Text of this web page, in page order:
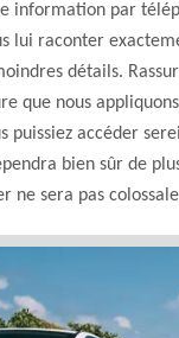
information par
lui raconter
détails.
que nous
puissiez accéder
bien sûr de
ne sera pas